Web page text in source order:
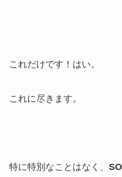
これだけです！はい。
これに尽きます。
特に特別なことはなく、